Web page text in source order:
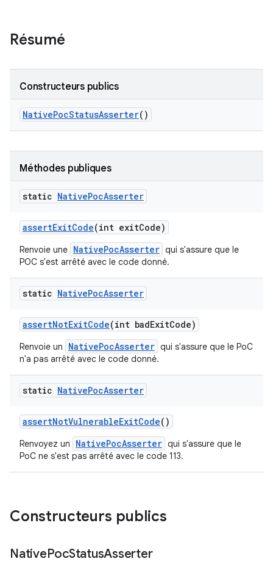
Résumé
Constructeurs publics
NativePocStatusAsserter()
Méthodes publiques
static NativePocAsserter
assertExitCode(int exitCode)
Renvoie une NativePocAsserter qui s'assure que le
POC s'est arrêté avec le code donné.
static NativePocAsserter
assertNotExitCode(int badExitCode)
Renvoie un NativePocAsserter qui s'assure que le PoC
n'a pas arrêté avec le code donné.
static NativePocAsserter
assertNotVulnerableExitCode()
Renvoyez un NativePocAsserter qui s'assure que le
PoC ne s'est pas arrêté avec le code 113.
Constructeurs publics
NativePocStatusAsserter